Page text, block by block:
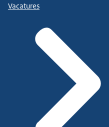
Vacatures